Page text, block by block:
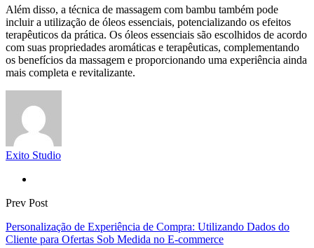
Além disso, a técnica de massagem com bambu também pode
incluir a utilização de óleos essenciais, potencializando os efeitos
terapêuticos da prática. Os óleos essenciais são escolhidos de acordo
com suas propriedades aromáticas e terapêuticas, complementando
os benefícios da massagem e proporcionando uma experiência ainda
mais completa e revitalizante.
Exito Studio
Prev Post
Personalização de Experiência de Compra: Utilizando Dados do
Cliente para Ofertas Sob Medida no E-commerce